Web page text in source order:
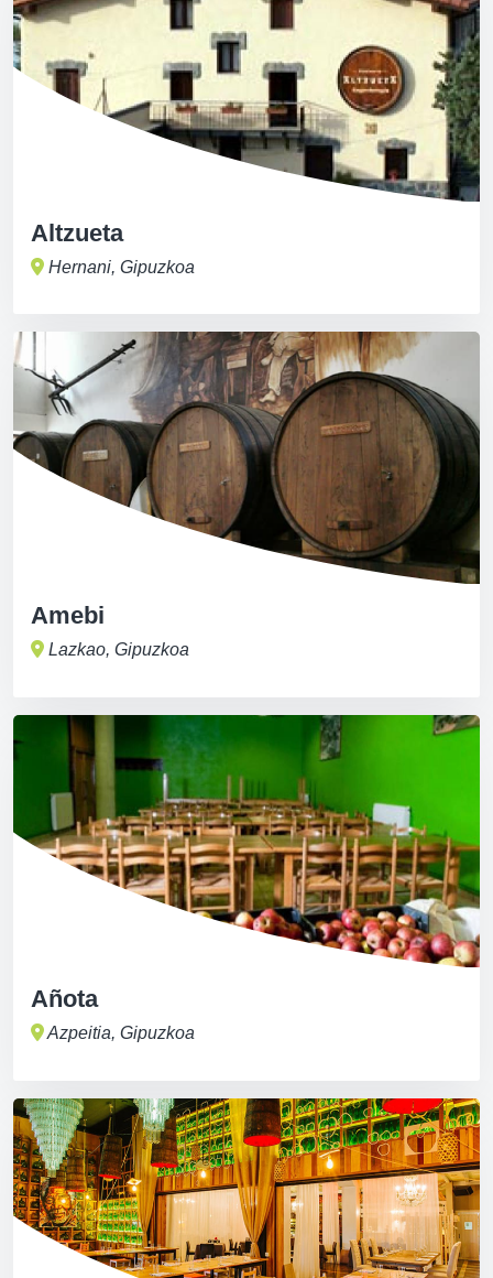
Altzueta
Hernani, Gipuzkoa
Amebi
Lazkao, Gipuzkoa
Añota
Azpeitia, Gipuzkoa